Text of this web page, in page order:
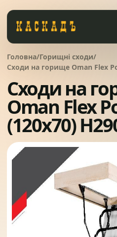
Послуги
Дах під ключ
Сервісне
Про компанію
Питання
Контакти
01 Черепиця та
02 Фасади та тераси
03 Заборы
Системи
Вікна та сходи
Головна/Горищні сходи/
Сходи на горище Oman Flex
Сходи на
Oman Flex
(120x70)